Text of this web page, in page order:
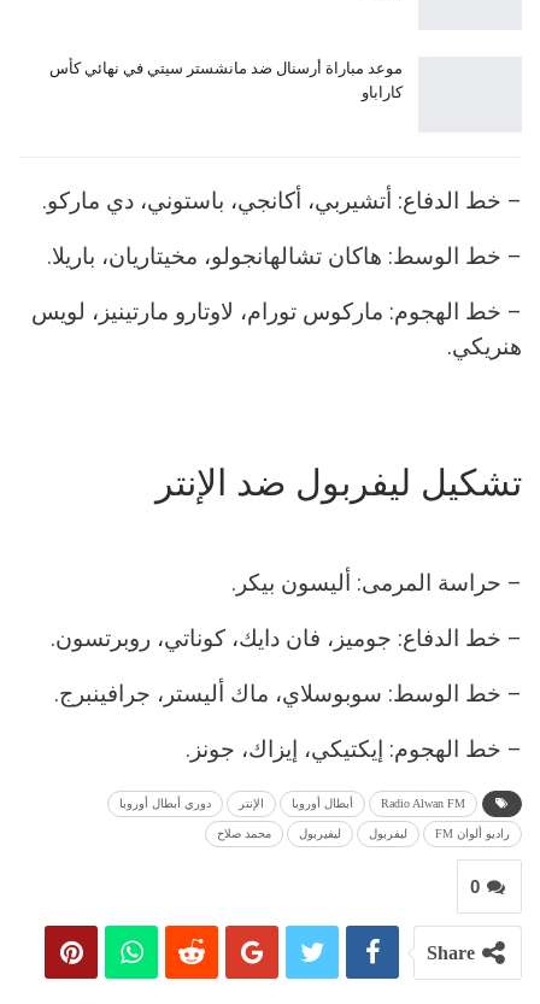
موعد مباراة أرسنال ضد مانشستر سيتي في نهائي كأس
كاراباو
– خط الدفاع: أتشيربي، أكانجي، باستوني، دي ماركو.
– خط الوسط: هاكان تشالهانجولو، مخيتاريان، باريلا.
– خط الهجوم: ماركوس تورام، لاوتارو مارتينيز، لويس
هنريكي.
تشكيل ليفربول ضد الإنتر
– حراسة المرمى: أليسون بيكر.
– خط الدفاع: جوميز، فان دايك، كوناتي، روبرتسون.
– خط الوسط: سوبوسلاي، ماك أليستر، جرافينبرج.
– خط الهجوم: إيكتيكي، إيزاك، جونز.
Radio Alwan FM أبطال أوروبا الإنتر دوري أبطال أوروبا
راديو ألوان FM ليفربول ليفيربول محمد صلاح
0
Share